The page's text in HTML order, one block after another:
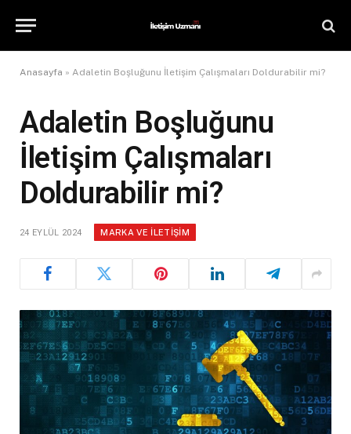
Anasayfa » Adaletin Boşluğunu İletişim Çalışmaları Doldurabilir mi?
Adaletin Boşluğunu
İletişim Çalışmaları
Doldurabilir mi?
24 EYLÜL 2024 MARKA VE İLETIŞIM